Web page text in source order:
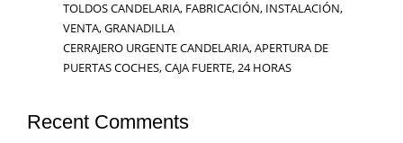
TOLDOS CANDELARIA, FABRICACIÓN, INSTALACIÓN,
VENTA, GRANADILLA
CERRAJERO URGENTE CANDELARIA, APERTURA DE
PUERTAS COCHES, CAJA FUERTE, 24 HORAS
Recent Comments